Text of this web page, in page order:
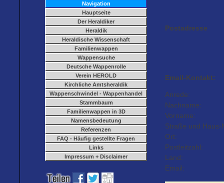
Navigation
Hauptseite
Der Heraldiker
Heraldik
Heraldische Wissenschaft
Familienwappen
Wappensuche
Deutsche Wappenrolle
Verein HEROLD
Kirchliche Amtsheraldik
Wappenschwindel - Wappenhandel
Stammbaum
Familienwappen in 3D
Namensbedeutung
Referenzen
FAQ - Häufig gestellte Fragen
Links
Impressum + Disclaimer
Postadresse
Email-Kontakt:
Anrede:
Nachname:
Vorname:
Straße und Haus-
Ort:
Postleitzahl:
Land:
Email: